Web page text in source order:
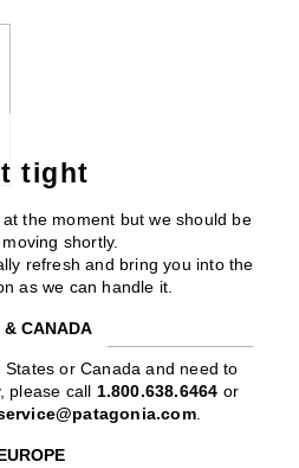
tight
the moment but we should be
shortly.
refresh and bring you into the
as we can handle it.
& CANADA
or Canada and need to
please call 1.800.638.6464 or
.